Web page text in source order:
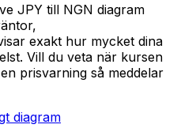
JPY till NGN diagram
exakt hur mycket dina
Vill du veta när kursen
prisvarning så meddelar
diagram